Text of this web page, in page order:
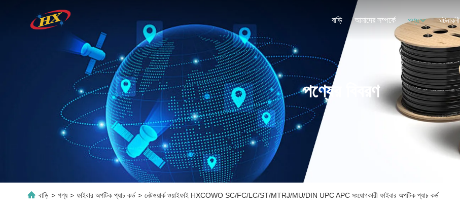
বাড়ি আমাদের সম্পর্কে পণ্য ঘটনাবলী
পণ্যের বিবরণ
বাড়ি > পণ্য > ফাইবার অপটিক প্যাচ কর্ড > নেটওয়ার্ক ওয়াইফাই HXCOWO SC/FC/LC/ST/MTRJ/MU/DIN UPC APC সংযোগকারী ফাইবার অপটিক প্যাচ কর্ড